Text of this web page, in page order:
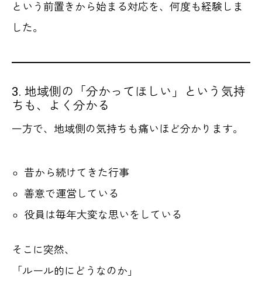
という前置きから始まる対応を、何度も経験しま
した。
3. 地域側の「分かってほしい」という気持
ちも、よく分かる
一方で、地域側の気持ちも痛いほど分かります。
昔から続けてきた行事
善意で運営している
役員は毎年大変な思いをしている
そこに突然、
「ルール的にどうなのか」